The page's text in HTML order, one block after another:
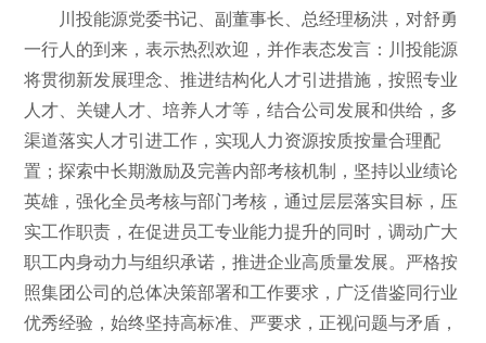
川投能源党委书记、副董事长、总经理杨洪，对舒勇
一行人的到来，表示热烈欢迎，并作表态发言：川投能源
将贯彻新发展理念、推进结构化人才引进措施，按照专业
人才、关键人才、培养人才等，结合公司发展和供给，多
渠道落实人才引进工作，实现人力资源按质按量合理配
置；探索中长期激励及完善内部考核机制，坚持以业绩论
英雄，强化全员考核与部门考核，通过层层落实目标，压
实工作职责，在促进员工专业能力提升的同时，调动广大
职工内身动力与组织承诺，推进企业高质量发展。严格按
照集团公司的总体决策部署和工作要求，广泛借鉴同行业
优秀经验，始终坚持高标准、严要求，正视问题与矛盾，